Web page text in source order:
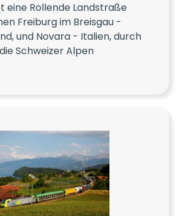
eine Rollende Landstraße
Freiburg im Breisgau -
und Novara - Italien, durch
die Schweizer Alpen